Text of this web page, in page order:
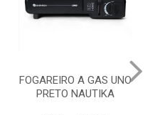
FOGAREIRO A GAS UNO
PRETO NAUTIKA